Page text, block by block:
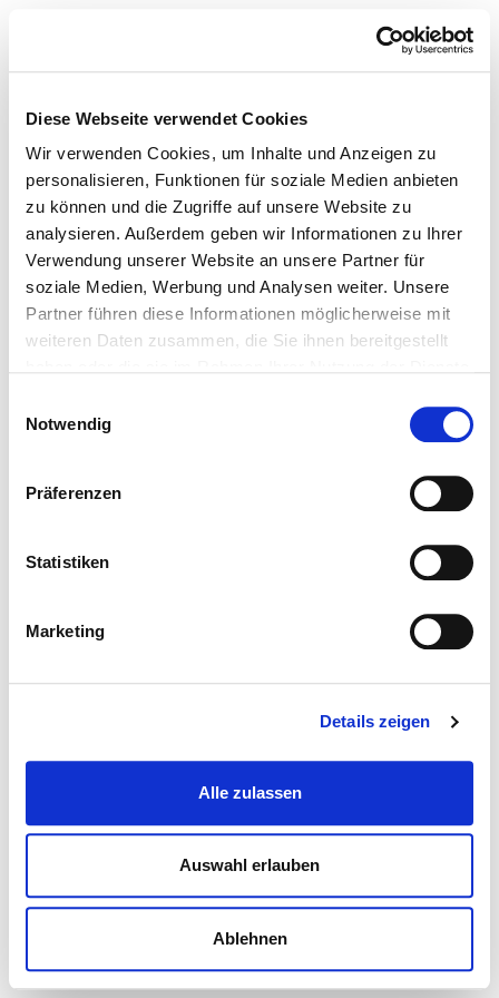
Diese Webseite verwendet Cookies
Wir verwenden Cookies, um Inhalte und Anzeigen zu
personalisieren, Funktionen für soziale Medien anbieten
zu können und die Zugriffe auf unsere Website zu
analysieren. Außerdem geben wir Informationen zu Ihrer
Verwendung unserer Website an unsere Partner für
soziale Medien, Werbung und Analysen weiter. Unsere
Partner führen diese Informationen möglicherweise mit
weiteren Daten zusammen, die Sie ihnen bereitgestellt
Notwendig
Präferenzen
Statistiken
Marketing
Details zeigen
Alle zulassen
Auswahl erlauben
Ablehnen